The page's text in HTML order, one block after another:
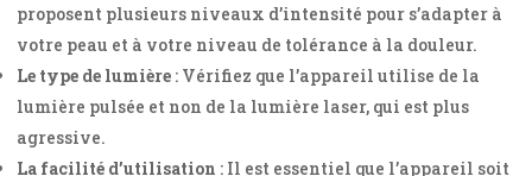
proposent plusieurs niveaux d’intensité pour s’adapter à
votre peau et à votre niveau de tolérance à la douleur.
Le type de lumière : Vérifiez que l’appareil utilise de la
lumière pulsée et non de la lumière laser, qui est plus
agressive.
La facilité d’utilisation : Il est essentiel que l’appareil soit